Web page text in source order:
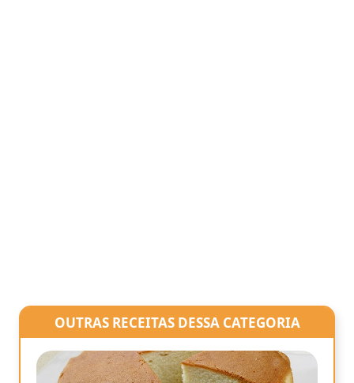
OUTRAS RECEITAS DESSA CATEGORIA